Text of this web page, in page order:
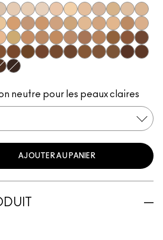
NW5NW10NC12N4 NC13NW13N4.5NC15N4.75NC16
NC25NW20
NW22NC27NC30
N5 N6 C3.5NW25
N6.5
C45NC43.5
NC44NC44.5
NW30
NW33NW35NW40NW43
NW44
NW46NW47
neutre pour les peaux claires
AJOUTER AU PANIER